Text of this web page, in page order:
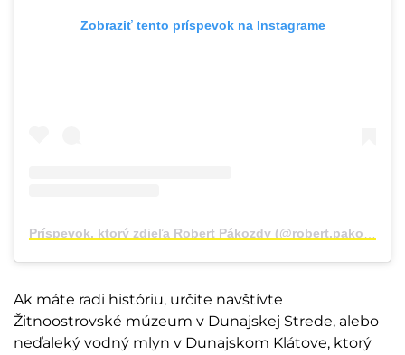
Zobraziť tento príspevok na Instagrame
Príspevok, ktorý zdieľa Robert Pákozdy (@robert.pakozdy)
Ak máte radi históriu, určite navštívte
Žitnoostrovské múzeum v Dunajskej Strede, alebo
neďaleký vodný mlyn v Dunajskom Klátove, ktorý